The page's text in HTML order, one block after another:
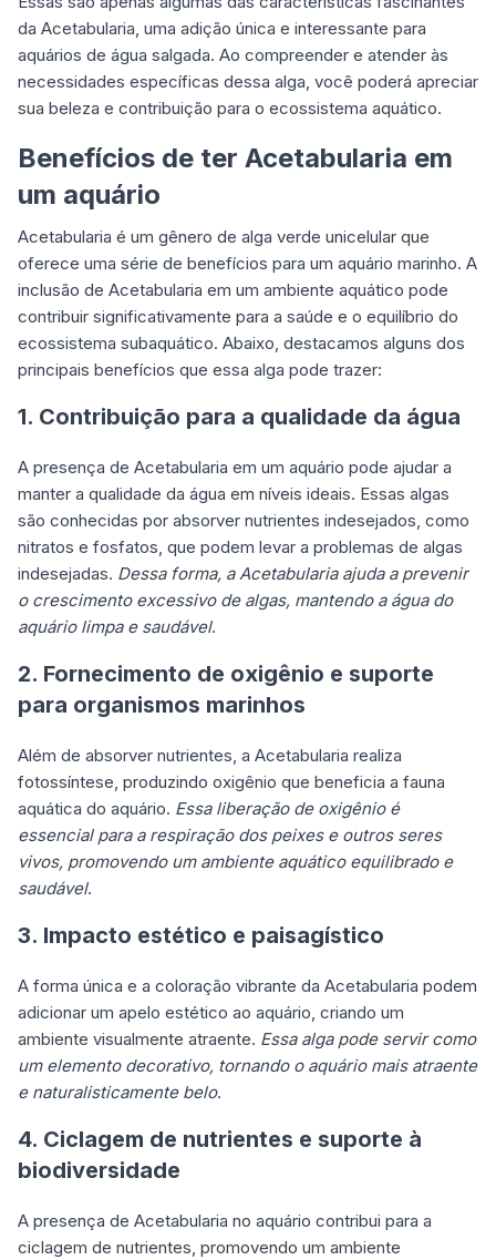
da Acetabularia, uma adição única e interessante para
aquários de água salgada. Ao compreender e atender às
necessidades específicas dessa alga, você poderá apreciar
sua beleza e contribuição para o ecossistema aquático.
Benefícios de ter Acetabularia em
um aquário
Acetabularia é um gênero de alga verde unicelular que
oferece uma série de benefícios para um aquário marinho. A
inclusão de Acetabularia em um ambiente aquático pode
contribuir significativamente para a saúde e o equilíbrio do
ecossistema subaquático. Abaixo, destacamos alguns dos
principais benefícios que essa alga pode trazer:
1. Contribuição para a qualidade da água
A presença de Acetabularia em um aquário pode ajudar a
manter a qualidade da água em níveis ideais. Essas algas
são conhecidas por absorver nutrientes indesejados, como
nitratos e fosfatos, que podem levar a problemas de algas
indesejadas. Dessa forma, a Acetabularia ajuda a prevenir
o crescimento excessivo de algas, mantendo a água do
aquário limpa e saudável.
2. Fornecimento de oxigênio e suporte
para organismos marinhos
Além de absorver nutrientes, a Acetabularia realiza
fotossíntese, produzindo oxigênio que beneficia a fauna
aquática do aquário. Essa liberação de oxigênio é
essencial para a respiração dos peixes e outros seres
vivos, promovendo um ambiente aquático equilibrado e
saudável.
3. Impacto estético e paisagístico
A forma única e a coloração vibrante da Acetabularia podem
adicionar um apelo estético ao aquário, criando um
ambiente visualmente atraente. Essa alga pode servir como
um elemento decorativo, tornando o aquário mais atraente
e naturalisticamente belo.
4. Ciclagem de nutrientes e suporte à
biodiversidade
A presença de Acetabularia no aquário contribui para a
ciclagem de nutrientes, promovendo um ambiente